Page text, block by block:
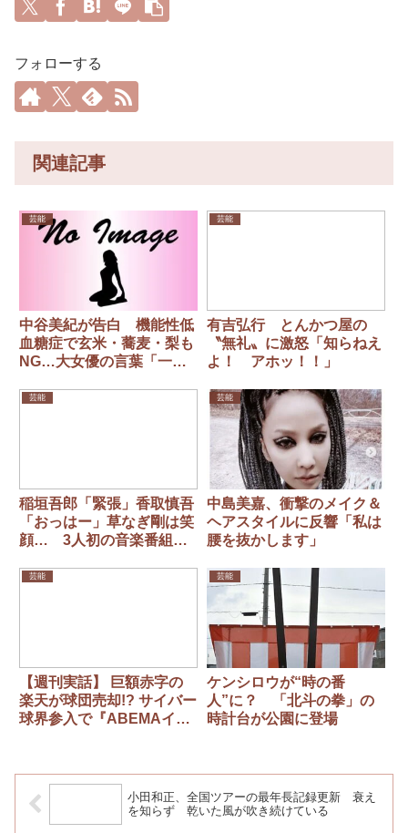
フォローする
関連記事
芸能
中谷美紀が告白 機能性低
血糖症で玄米・蕎麦・梨も
NG…大女優の言葉「一病
芸能
有吉弘行 とんかつ屋の
〝無礼〟に激怒「知らねえ
よ！ アホッ！！」
芸能
稲垣吾郎「緊張」香取慎吾
「おっはー」草なぎ剛は笑
顔… 3人初の音楽番組そ
MUSIC』
芸能
中島美嘉、衝撃のメイク＆
ヘアスタイルに反響「私は
腰を抜かします」
芸能
【週刊実話】 巨額赤字の
楽天が球団売却!? サイバー
球界参入で『ABEMAイー
芸能
ケンシロウが“時の番
人”に？ 「北斗の拳」の
時計台が公園に登場
小田和正、全国ツアーの最年長記録更新 衰え
を知らず 乾いた風が吹き続けている